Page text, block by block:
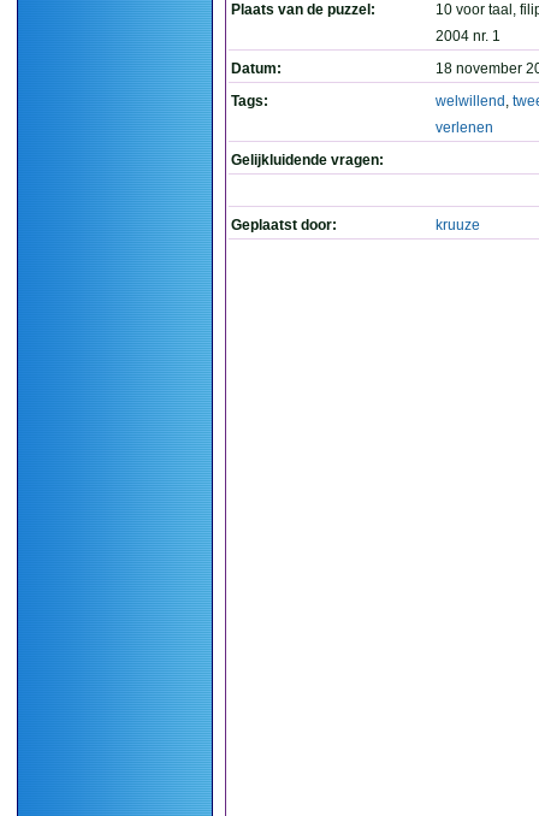
Plaats van de puzzel:
10 voor taal,
2004 nr. 1
Datum:
18 november
Tags:
welwillend ,
verlenen
Gelijkluidende vragen:
Geplaatst door: kruuze